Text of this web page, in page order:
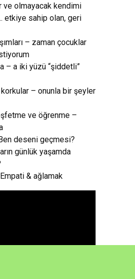
ve olmayacak kendimi
etkiye sahip olan, geri
– zaman çocuklar
– a iki yüzü “şiddetli”
– onunla bir şeyler
ve öğrenme –
deseni geçmesi?
günlük yaşamda
& ağlamak